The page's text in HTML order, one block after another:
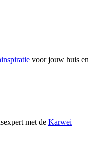
voor jouw huis en
met de Karwei